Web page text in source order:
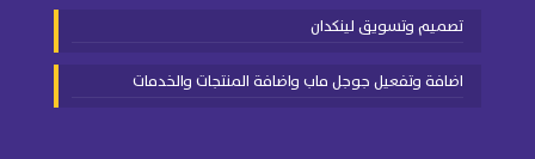
تصميم وتسويق لينكدان
اضافة وتفعيل جوجل ماب واضافة المنتجات والخدمات